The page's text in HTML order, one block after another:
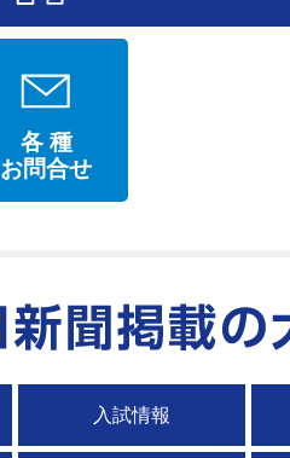
各 種
お問合せ
入試情報